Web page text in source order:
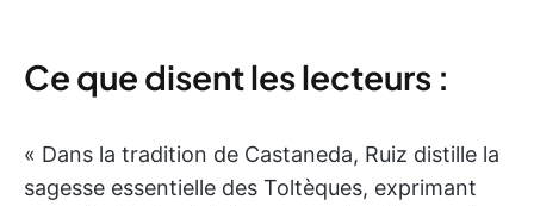
Ce que disent les lecteurs :
« Dans la tradition de Castaneda, Ruiz distille la
sagesse essentielle des Toltèques, exprimant